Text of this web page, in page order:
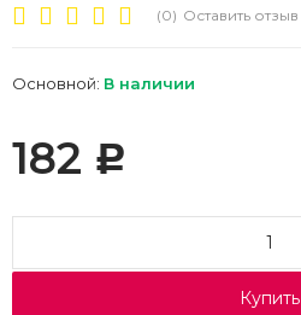
(0) Оставить отзыв
Основной: В наличии
182 Р
Купить